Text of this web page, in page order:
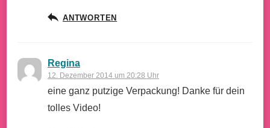
ANTWORTEN
Regina
12. Dezember 2014 um 20:28 Uhr
eine ganz putzige Verpackung! Danke für dein
tolles Video!